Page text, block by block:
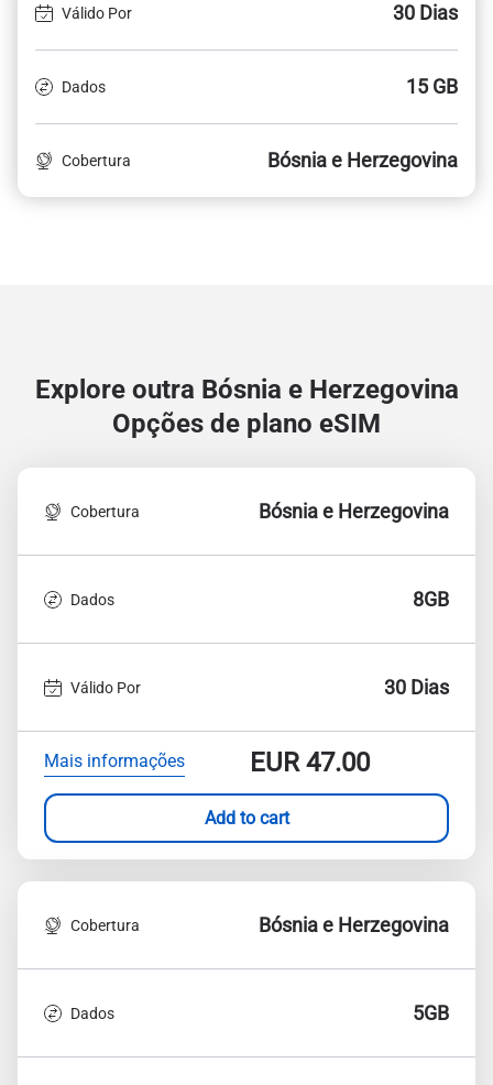
Válido Por 30 Dias
Dados 15 GB
Cobertura Bósnia e Herzegovina
Explore outra Bósnia e Herzegovina
Opções de plano eSIM
Cobertura Bósnia e Herzegovina
Dados 8GB
Válido Por 30 Dias
Mais informações EUR47.00
Add to cart
Cobertura Bósnia e Herzegovina
Dados 5GB